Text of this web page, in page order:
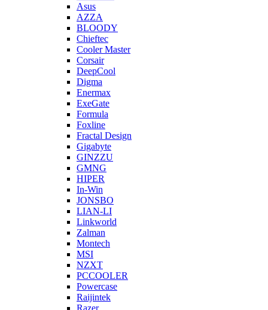
Asus
AZZA
BLOODY
Chieftec
Cooler Master
Corsair
DeepCool
Digma
Enermax
ExeGate
Formula
Foxline
Fractal Design
Gigabyte
GINZZU
GMNG
HIPER
In-Win
JONSBO
LIAN-LI
Linkworld
Zalman
Montech
MSI
NZXT
PCCOOLER
Powercase
Raijintek